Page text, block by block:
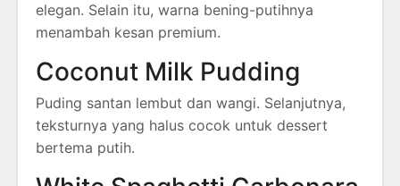
elegan. Selain itu, warna bening-putihnya
menambah kesan premium.
Coconut Milk Pudding
Puding santan lembut dan wangi. Selanjutnya,
teksturnya yang halus cocok untuk dessert
bertema putih.